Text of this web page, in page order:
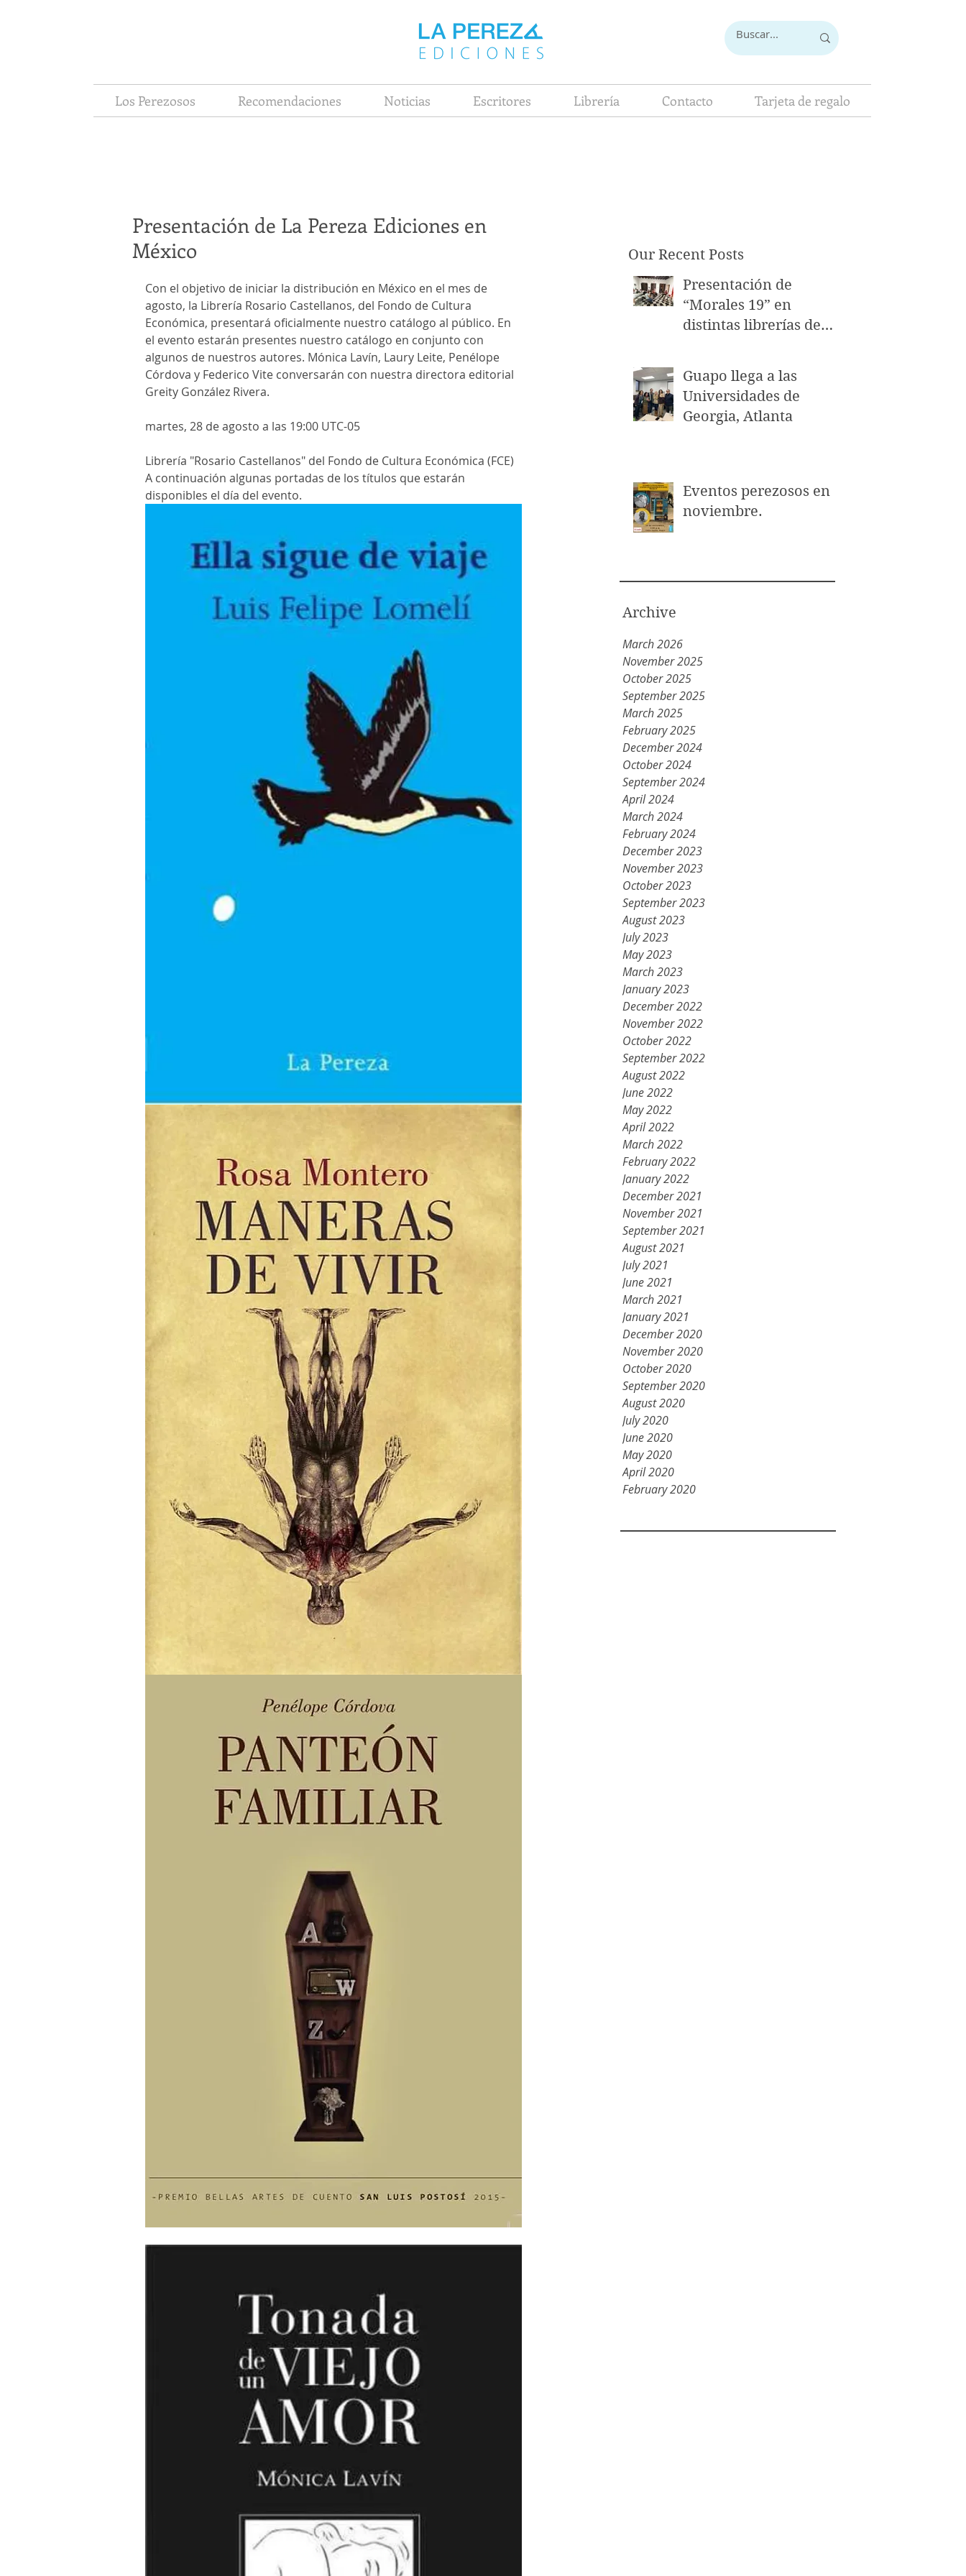
Los Perezosos Recomendaciones Noticias Escritores Librería Contacto Tarjeta de regalo
Our Recent Posts
Presentación de
“Morales 19” en
distintas librerías de
Guapo llega a las
Universidades de
Georgia, Atlanta
Eventos perezosos en
noviembre.
Archive
March 2026
November 2025
October 2025
September 2025
March 2025
February 2025
December 2024
October 2024
September 2024
April 2024
March 2024
February 2024
December 2023
November 2023
October 2023
September 2023
August 2023
July 2023
May 2023
March 2023
January 2023
December 2022
November 2022
October 2022
September 2022
August 2022
June 2022
May 2022
April 2022
March 2022
February 2022
January 2022
December 2021
November 2021
September 2021
August 2021
July 2021
June 2021
March 2021
January 2021
December 2020
November 2020
October 2020
September 2020
August 2020
July 2020
June 2020
May 2020
April 2020
February 2020
Presentación de La Pereza Ediciones en
México
Con el objetivo de iniciar la distribución en México en el mes de
agosto, la Librería Rosario Castellanos, del Fondo de Cultura
Económica, presentará oficialmente nuestro catálogo al público. En
el evento estarán presentes nuestro catálogo en conjunto con
algunos de nuestros autores. Mónica Lavín, Laury Leite, Penélope
Córdova y Federico Vite conversarán con nuestra directora editorial
Greity González Rivera.
martes, 28 de agosto a las 19:00 UTC-05
Librería "Rosario Castellanos" del Fondo de Cultura Económica (FCE)
A continuación algunas portadas de los títulos que estarán
disponibles el día del evento.